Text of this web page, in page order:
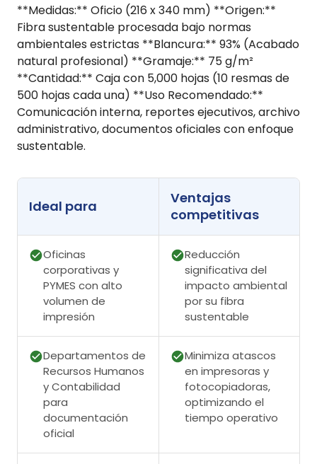
**Medidas:** Oficio (216 x 340 mm) **Origen:**
Fibra sustentable procesada bajo normas
ambientales estrictas **Blancura:** 93% (Acabado
natural profesional) **Gramaje:** 75 g/m²
**Cantidad:** Caja con 5,000 hojas (10 resmas de
500 hojas cada una) **Uso Recomendado:**
Comunicación interna, reportes ejecutivos, archivo
administrativo, documentos oficiales con enfoque
sustentable.
Ideal para
Ventajas
competitivas
Oficinas
corporativas y
PYMES con alto
volumen de
impresión
Reducción
significativa del
impacto ambiental
por su fibra
sustentable
Departamentos de
Recursos Humanos
y Contabilidad
para
documentación
oficial
Minimiza atascos
en impresoras y
fotocopiadoras,
optimizando el
tiempo operativo